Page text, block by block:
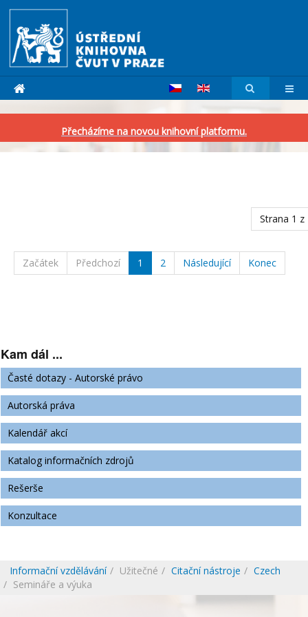
Přecházíme na novou knihovní platformu.
Strana 1 z
Začátek Předchozí 1 2 Následující Konec
Kam dál ...
Časté dotazy - Autorské právo
Autorská práva
Kalendář akcí
Katalog informačních zdrojů
Rešerše
Konzultace
Informační vzdělávání Užitečné Citační nástroje
Czech
Semináře a výuka